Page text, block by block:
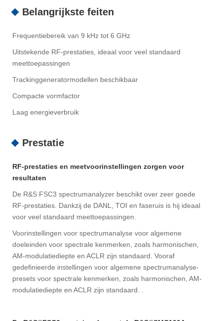
Belangrijkste feiten
Frequentiebereik van 9 kHz tot 6 GHz
Uitstekende RF-prestaties, ideaal voor veel standaard
meettoepassingen
Trackinggeneratormodellen beschikbaar
Compacte vormfactor
Laag energieverbruik
Prestatie
RF-prestaties en meetvoorinstellingen zorgen voor
resultaten
De R&S FSC3 spectrumanalyzer beschikt over zeer goede
RF-prestaties. Dankzij de DANL, TOI en faseruis is hij ideaal
voor veel standaard meettoepassingen.
Voorinstellingen voor spectrumanalyse voor algemene
doeleinden voor spectrale kenmerken, zoals harmonischen,
AM-modulatiediepte en ACLR zijn standaard. Vooraf
gedefinieerde instellingen voor algemene spectrumanalyse-
presets voor spectrale kenmerken, zoals harmonischen, AM-
modulatiediepte en ACLR zijn standaard. .